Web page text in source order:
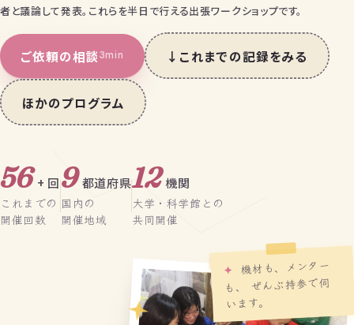
者と議論して発表。これらを半日で行える出張ワークショップです。
ご依頼の相談3min ↓ これまでの記録をみる
ほかのプログラム
56 + 回
これまでの
開催回数
9 都道府県
国内の
開催地域
12 機関
大学・科学館との
共同開催
✦ 機材も、メンター
も、 ぜんぶ持参で伺
います。